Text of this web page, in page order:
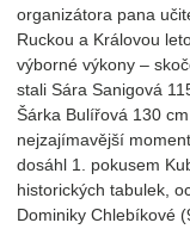
organizátora pana
Ruckou a Královou
výborné výkony –
stali Sára Sanigová
Šárka Bulířová 130
nejzajímavější
dosáhl 1. pokusem
historických tabulek,
Dominiky Chlebíkové